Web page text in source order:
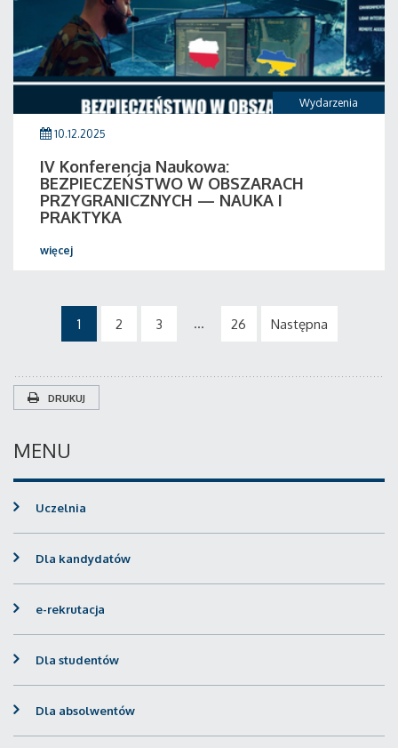
Wydarzenia
10.12.2025
IV Konferencja Naukowa:
BEZPIECZEŃSTWO W OBSZARACH
PRZYGRANICZNYCH — NAUKA I
PRAKTYKA
więcej
1 2 3 ... 26 Następna
DRUKUJ
MENU
Uczelnia
Dla kandydatów
e-rekrutacja
Dla studentów
Dla absolwentów